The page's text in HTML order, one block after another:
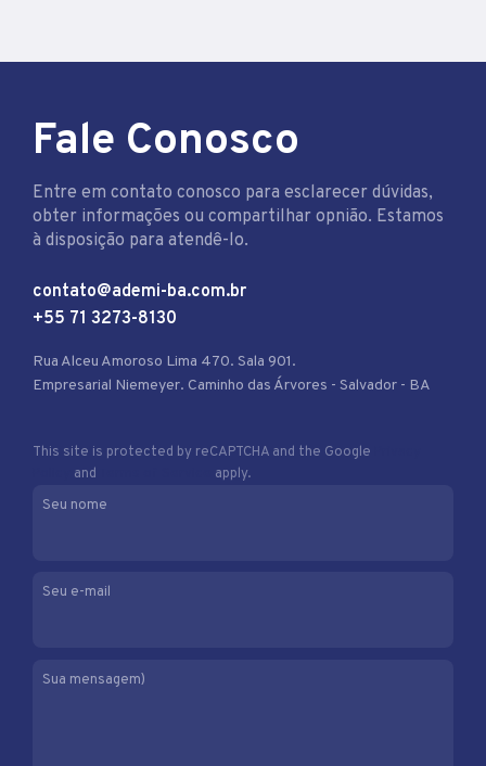
Fale Conosco
Entre em contato conosco para esclarecer dúvidas,
obter informações ou compartilhar opnião. Estamos
à disposição para atendê-lo.
contato@ademi-ba.com.br
+55 71 3273-8130
Rua Alceu Amoroso Lima 470. Sala 901.
Empresarial Niemeyer. Caminho das Árvores - Salvador - BA
This site is protected by reCAPTCHA and the Google
and
apply.
Seu nome
Seu e-mail
Sua mensagem)